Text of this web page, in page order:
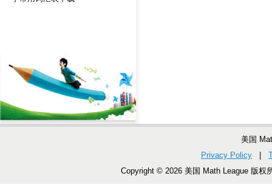
美国
Privacy Policy
Copyright © 2026 美国 Math League 版